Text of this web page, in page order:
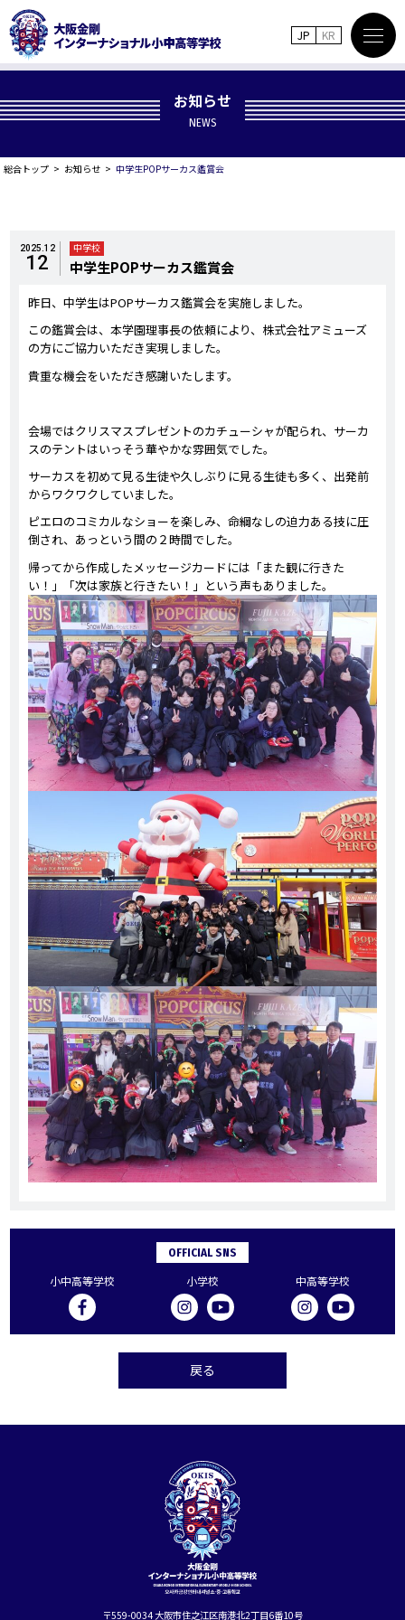
お知らせ
NEWS
総合トップ お知らせ 中学生POPサーカス鑑賞会
JP KR
2025.12
12
中学校
中学生POPサーカス鑑賞会
昨日、中学生はPOPサーカス鑑賞会を実施しました。
この鑑賞会は、本学園理事長の依頼により、株式会社アミューズ
の方にご協力いただき実現しました。
貴重な機会をいただき感謝いたします。
会場ではクリスマスプレゼントのカチューシャが配られ、サーカ
スのテントはいっそう華やかな雰囲気でした。
サーカスを初めて見る生徒や久しぶりに見る生徒も多く、出発前
からワクワクしていました。
ピエロのコミカルなショーを楽しみ、命綱なしの迫力ある技に圧
倒され、あっという間の２時間でした。
帰ってから作成したメッセージカードには「また観に行きた
い！」「次は家族と行きたい！」という声もありました。
OFFICIAL SNS
小中高等学校 小学校 中高等学校
戻る
〒559-0034 大阪市住之江区南港北2丁目6番10号